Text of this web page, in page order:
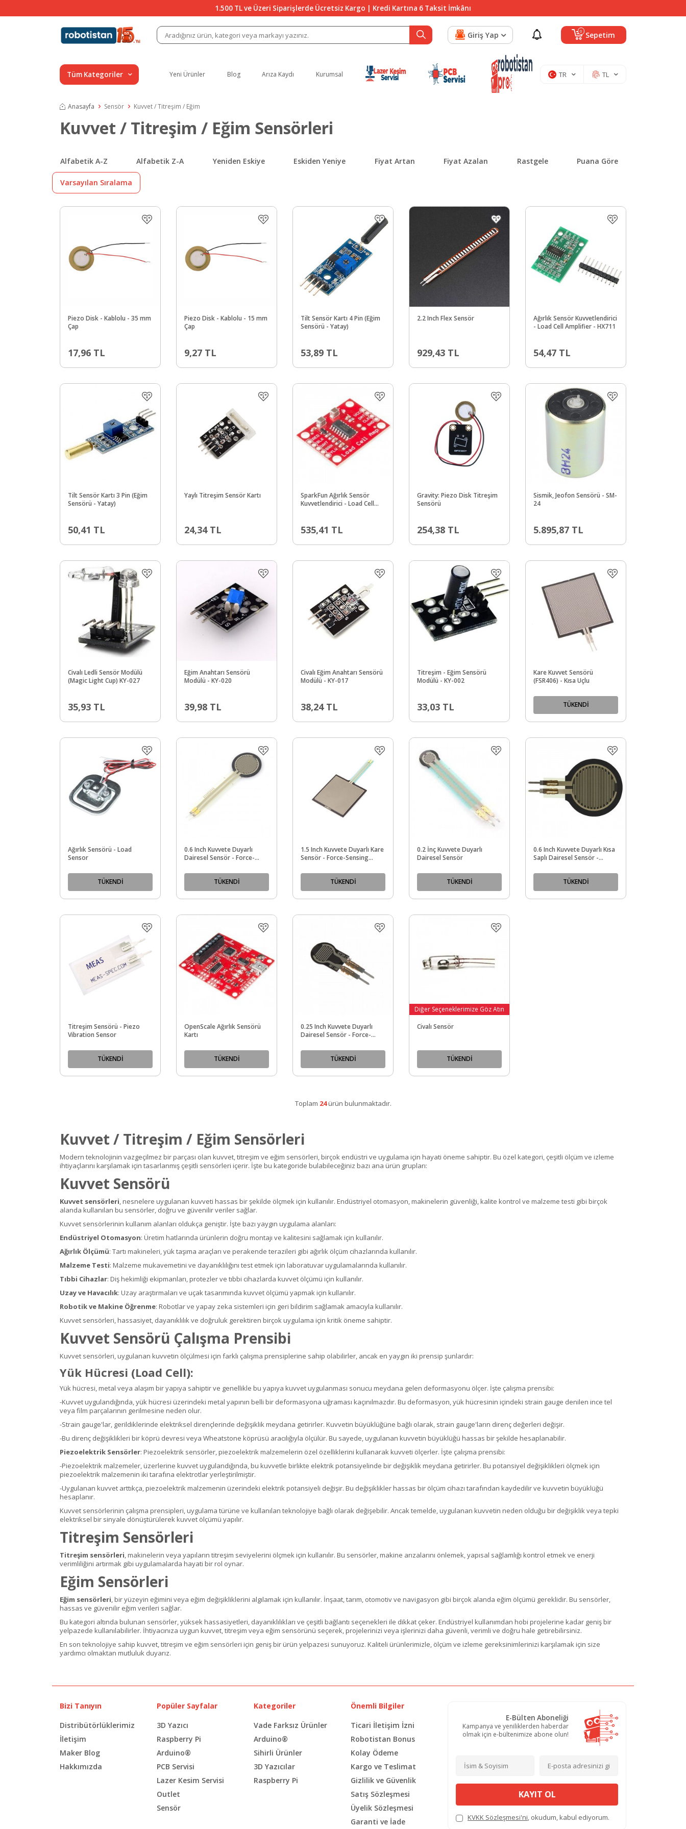
1.500 TL ve Üzeri Siparişlerde Ücretsiz Kargo | Kredi Kartına 6 Taksit İmkânı
0 Sepetim
Giriş Yap
Tüm Kategoriler Yeni Ürünler Blog Arıza Kaydı Kurumsal TR TL
Anasayfa Sensör Kuvvet / Titreşim / Eğim
Kuvvet / Titreşim / Eğim Sensörleri
Alfabetik A-Z Alfabetik Z-A Yeniden Eskiye Eskiden Yeniye Fiyat Artan Fiyat Azalan Rastgele Puana Göre
Varsayılan Sıralama
Piezo Disk - Kablolu - 35 mm
Çap
17,96 TL
Piezo Disk - Kablolu - 15 mm
Çap
9,27 TL
Tilt Sensör Kartı 4 Pin (Eğim
Sensörü - Yatay)
53,89 TL
2.2 Inch Flex Sensör
929,43 TL
Ağırlık Sensör Kuvvetlendirici
- Load Cell Amplifier - HX711
54,47 TL
Tilt Sensör Kartı 3 Pin (Eğim
Sensörü - Yatay)
50,41 TL
Yaylı Titreşim Sensör Kartı
24,34TL
SparkFun Ağırlık Sensör
Kuvvetlendirici - Load Cell
535,41 TL
Gravity: Piezo Disk Titreşim
Sensörü
254,38 TL
Sismik, Jeofon Sensörü - SM-
24
5.895,87 TL
Civalı Ledli Sensör Modülü
(Magic Light Cup) KY-027
35,93 TL
Eğim Anahtarı Sensörü
Modülü - KY-020
39,98 TL
Civalı Eğim Anahtarı Sensörü
Modülü - KY-017
38,24TL
Titreşim - Eğim Sensörü
Modülü - KY-002
33,03 TL
Kare Kuvvet Sensörü
(FSR406) - Kısa Uçlu
TÜKENDİ
Ağırlık Sensörü - Load
Sensor
TÜKENDİ
0.6 Inch Kuvvete Duyarlı
Dairesel Sensör - Force-
Diameter Circle - PL-1696
TÜKENDİ
1.5 Inch Kuvvete Duyarlı Kare
Sensör - Force-Sensing
PL-1645
TÜKENDİ
0.2 İnç Kuvvete Duyarlı
Dairesel Sensör
TÜKENDİ
0.6 Inch Kuvvete Duyarlı Kısa
Saplı Dairesel Sensör -
2728
TÜKENDİ
Titreşim Sensörü - Piezo
Vibration Sensor
TÜKENDİ
OpenScale Ağırlık Sensörü
Kartı
TÜKENDİ
0.25 Inch Kuvvete Duyarlı
Dairesel Sensör - Force-
TÜKENDİ
Diğer Seçeneklerimize Göz Atın
Civalı Sensör
TÜKENDİ
Toplam 24ürün bulunmaktadır.
Kuvvet / Titreşim / Eğim Sensörleri
Modern teknolojinin vazgeçilmez bir parçası olan kuvvet, titreşim ve eğim sensörleri, birçok endüstri ve uygulama için hayati öneme sahiptir. Bu özel kategori, çeşitli ölçüm ve izleme
ihtiyaçlarını karşılamak için tasarlanmış çeşitli sensörleri içerir. İşte bu kategoride bulabileceğiniz bazı ana ürün grupları:
Kuvvet Sensörü
Kuvvet sensörleri, nesnelere uygulanan kuvveti hassas bir şekilde ölçmek için kullanılır. Endüstriyel otomasyon, makinelerin güvenliği, kalite kontrol ve malzeme testi gibi birçok
alanda kullanılan bu sensörler, doğru ve güvenilir veriler sağlar.
Kuvvet sensörlerinin kullanım alanları oldukça geniştir. İşte bazı yaygın uygulama alanları:
Endüstriyel Otomasyon: Üretim hatlarında ürünlerin doğru montajı ve kalitesini sağlamak için kullanılır.
Ağırlık Ölçümü: Tartı makineleri, yük taşıma araçları ve perakende terazileri gibi ağırlık ölçüm cihazlarında kullanılır.
Malzeme Testi: Malzeme mukavemetini ve dayanıklılığını test etmek için laboratuvar uygulamalarında kullanılır.
Tıbbi Cihazlar: Diş hekimliği ekipmanları, protezler ve tıbbi cihazlarda kuvvet ölçümü için kullanılır.
Uzay ve Havacılık: Uzay araştırmaları ve uçak tasarımında kuvvet ölçümü yapmak için kullanılır.
Robotik ve Makine Öğrenme: Robotlar ve yapay zeka sistemleri için geri bildirim sağlamak amacıyla kullanılır.
Kuvvet sensörleri, hassasiyet, dayanıklılık ve doğruluk gerektiren birçok uygulama için kritik öneme sahiptir.
Kuvvet Sensörü Çalışma Prensibi
Kuvvet sensörleri, uygulanan kuvvetin ölçülmesi için farklı çalışma prensiplerine sahip olabilirler, ancak en yaygın iki prensip şunlardır:
Yük Hücresi (Load Cell):
Yük hücresi, metal veya alaşım bir yapıya sahiptir ve genellikle bu yapıya kuvvet uygulanması sonucu meydana gelen deformasyonu ölçer. İşte çalışma prensibi:
-Kuvvet uygulandığında, yük hücresi üzerindeki metal yapının belli bir deformasyona uğraması kaçınılmazdır. Bu deformasyon, yük hücresinin içindeki strain gauge denilen ince tel
veya film parçalarının gerilmesine neden olur.
-Strain gauge'lar, gerildiklerinde elektriksel dirençlerinde değişiklik meydana getirirler. Kuvvetin büyüklüğüne bağlı olarak, strain gauge'ların direnç değerleri değişir.
-Bu direnç değişiklikleri bir köprü devresi veya Wheatstone köprüsü aracılığıyla ölçülür. Bu sayede, uygulanan kuvvetin büyüklüğü hassas bir şekilde hesaplanabilir.
Piezoelektrik Sensörler: Piezoelektrik sensörler, piezoelektrik malzemelerin özel özelliklerini kullanarak kuvveti ölçerler. İşte çalışma prensibi:
-Piezoelektrik malzemeler, üzerlerine kuvvet uygulandığında, bu kuvvetle birlikte elektrik potansiyelinde bir değişiklik meydana getirirler. Bu potansiyel değişiklikleri ölçmek için
piezoelektrik malzemenin iki tarafına elektrotlar yerleştirilmiştir.
-Uygulanan kuvvet arttıkça, piezoelektrik malzemenin üzerindeki elektrik potansiyeli değişir. Bu değişiklikler hassas bir ölçüm cihazı tarafından kaydedilir ve kuvvetin büyüklüğü
hesaplanır.
Kuvvet sensörlerinin çalışma prensipleri, uygulama türüne ve kullanılan teknolojiye bağlı olarak değişebilir. Ancak temelde, uygulanan kuvvetin neden olduğu bir değişiklik veya tepki
elektriksel bir sinyale dönüştürülerek kuvvet ölçümü yapılır.
Titreşim Sensörleri
Titreşim sensörleri, makinelerin veya yapıların titreşim seviyelerini ölçmek için kullanılır. Bu sensörler, makine arızalarını önlemek, yapısal sağlamlığı kontrol etmek ve enerji
verimliliğini artırmak gibi uygulamalarda hayati bir rol oynar.
Eğim Sensörleri
Eğim sensörleri, bir yüzeyin eğimini veya eğim değişikliklerini algılamak için kullanılır. İnşaat, tarım, otomotiv ve navigasyon gibi birçok alanda eğim ölçümü gereklidir. Bu sensörler,
hassas ve güvenilir eğim verileri sağlar.
Bu kategori altında bulunan sensörler, yüksek hassasiyetleri, dayanıklılıkları ve çeşitli bağlantı seçenekleri ile dikkat çeker. Endüstriyel kullanımdan hobi projelerine kadar geniş bir
yelpazede kullanılabilirler. İhtiyacınıza uygun kuvvet, titreşim veya eğim sensörünü seçerek, projelerinizi veya işlerinizi daha güvenli, verimli ve doğru hale getirebilirsiniz.
En son teknolojiye sahip kuvvet, titreşim ve eğim sensörleri için geniş bir ürün yelpazesi sunuyoruz. Kaliteli ürünlerimizle, ölçüm ve izleme gereksinimlerinizi karşılamak için size
yardımcı olmaktan mutluluk duyarız.
Bizi Tanıyın
Distribütörlüklerimiz
İletişim
Maker Blog
Hakkımızda
Popüler Sayfalar
3D Yazıcı
Raspberry Pi
Arduino®
PCB Servisi
Lazer Kesim Servisi
Outlet
Sensör
Kategoriler
Vade Farksız Ürünler
Arduino®
Sihirli Ürünler
3D Yazıcılar
Raspberry Pi
Önemli Bilgiler
Ticari İletişim İzni
Robotistan Bonus
Kolay Ödeme
Kargo ve Teslimat
Gizlilik ve Güvenlik
Satış Sözleşmesi
Üyelik Sözleşmesi
Garanti ve İade
E-Bülten Aboneliği
Kampanya ve yeniliklerden haberdar
olmak için e-bültenimize abone olun!
KAYIT OL
KVKK Sözleşmesi'ni, okudum, kabul ediyorum.